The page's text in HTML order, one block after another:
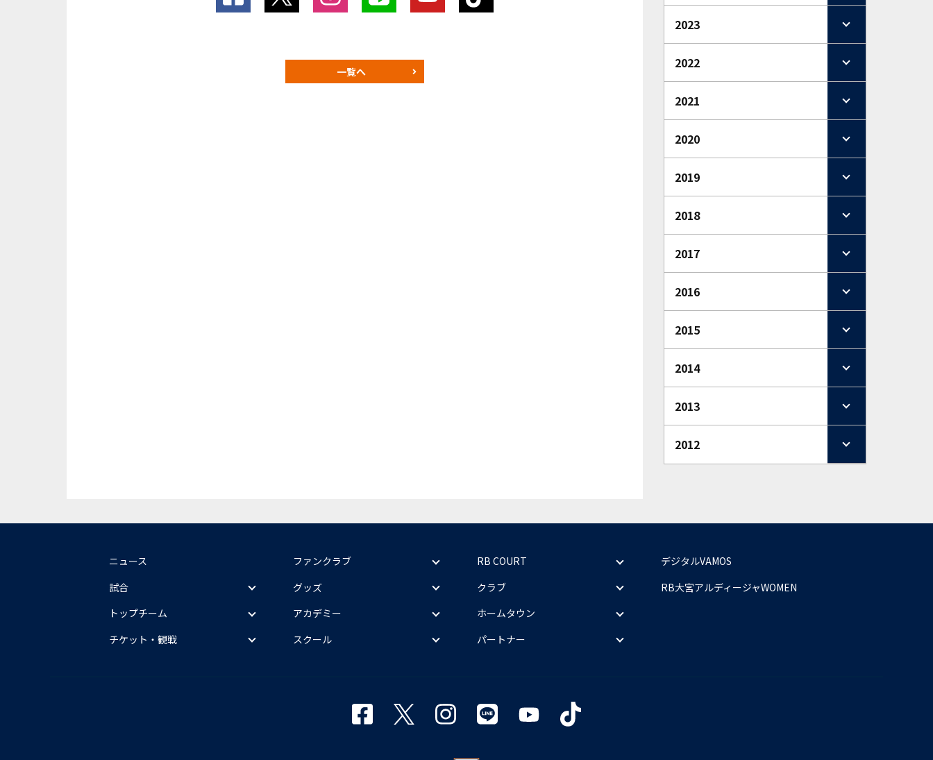
一覧へ
2023
2022
2021
2020
2019
2018
2017
2016
2015
2014
2013
2012
ニュース
試合
トップチーム
チケット・観戦
ファンクラブ
グッズ
アカデミー
スクール
RB COURT
クラブ
ホームタウン
パートナー
デジタルVAMOS
RB大宮アルディージャWOMEN